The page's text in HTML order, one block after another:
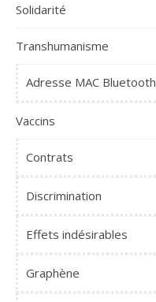
Solidarité
Transhumanisme
Adresse MAC Bluetooth
Vaccins
Contrats
Discrimination
Effets indésirables
Graphène